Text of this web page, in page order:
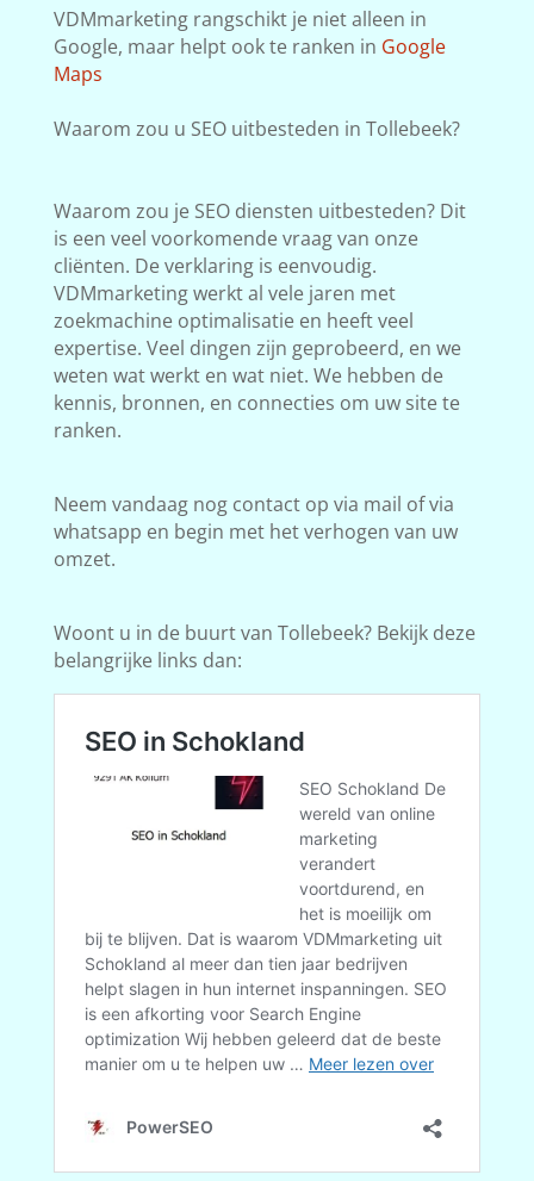
VDMmarketing rangschikt je niet alleen in
Google, maar helpt ook te ranken in Google
Maps
Waarom zou u SEO uitbesteden in Tollebeek?
Waarom zou je SEO diensten uitbesteden? Dit
is een veel voorkomende vraag van onze
cliënten. De verklaring is eenvoudig.
VDMmarketing werkt al vele jaren met
zoekmachine optimalisatie en heeft veel
expertise. Veel dingen zijn geprobeerd, en we
weten wat werkt en wat niet. We hebben de
kennis, bronnen, en connecties om uw site te
ranken.
Neem vandaag nog contact op via mail of via
whatsapp en begin met het verhogen van uw
omzet.
Woont u in de buurt van Tollebeek? Bekijk deze
belangrijke links dan: